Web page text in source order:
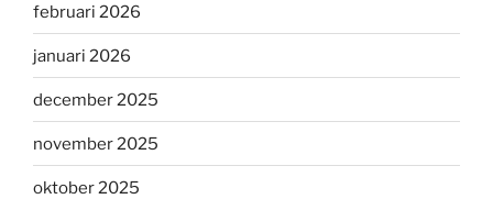
februari 2026
januari 2026
december 2025
november 2025
oktober 2025